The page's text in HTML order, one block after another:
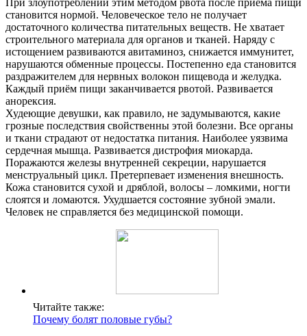
При злоупотреблении этим методом рвота после приёма пищи
становится нормой. Человеческое тело не получает
достаточного количества питательных веществ. Не хватает
строительного материала для органов и тканей. Наряду с
истощением развиваются авитаминоз, снижается иммунитет,
нарушаются обменные процессы. Постепенно еда становится
раздражителем для нервных волокон пищевода и желудка.
Каждый приём пищи заканчивается рвотой. Развивается
анорексия.
Худеющие девушки, как правило, не задумываются, какие
грозные последствия свойственны этой болезни. Все органы
и ткани страдают от недостатка питания. Наиболее уязвима
сердечная мышца. Развивается дистрофия миокарда.
Поражаются железы внутренней секреции, нарушается
менструальный цикл. Претерпевает изменения внешность.
Кожа становится сухой и дряблой, волосы – ломкими, ногти
слоятся и ломаются. Ухудшается состояние зубной эмали.
Человек не справляется без медицинской помощи.
Читайте также:
Почему болят половые губы?